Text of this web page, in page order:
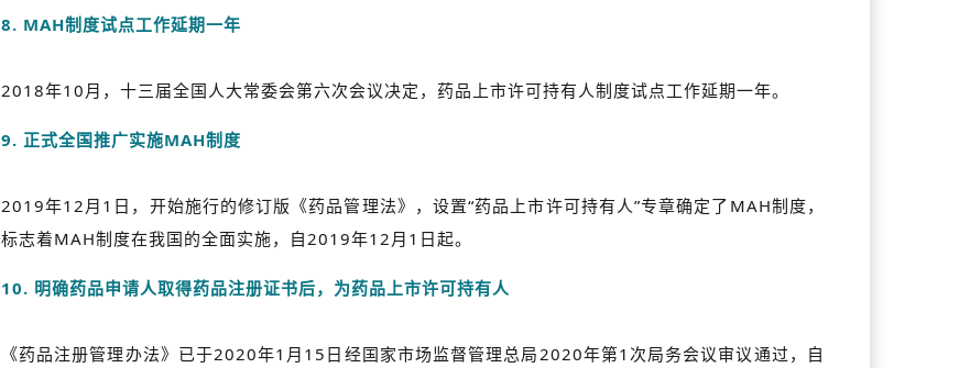
8. MAH制度试点工作延期一年
2018年10月，十三届全国人大常委会第六次会议决定，药品上市许可持有人制度试点工作延期一年。
9. 正式全国推广实施MAH制度
2019年12月1日，开始施行的修订版《药品管理法》，设置“药品上市许可持有人”专章确定了MAH制度，
标志着MAH制度在我国的全面实施，自2019年12月1日起。
10. 明确药品申请人取得药品注册证书后，为药品上市许可持有人
《药品注册管理办法》已于2020年1月15日经国家市场监督管理总局2020年第1次局务会议审议通过，自